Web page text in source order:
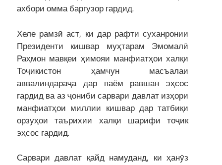
ахбори омма баргузор гардид.
Хеле рамзӣ аст, ки дар рафти суханронии
Президенти кишвар муҳтарам Эмомалӣ
Раҳмон мавқеи ҳимояи манфиатҳои халқи
Тоҷикистон ҳамчун масъалаи
аввалиндараҷа дар паём равшан эҳсос
гардид ва аз ҷониби сарвари давлат изҳори
манфиатҳои миллии кишвар дар татбиқи
орзуҳои таърихии халқи шарифи тоҷик
эҳсос гардид.
Сарвари давлат қайд намуданд, ки ҳанӯз